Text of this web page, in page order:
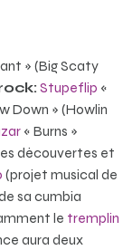
» (Big Scaty
Stupeflip «
Down » (Howlin
« Burns »
découvertes et
(projet musical de
sa cumbia
le tremplin
aura deux